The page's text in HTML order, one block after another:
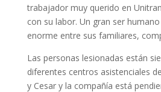
trabajador muy querido en
con su labor. Un gran ser
enorme entre sus familiares,
Las personas lesionadas están
diferentes centros asistenciales
y Cesar y la compañía está